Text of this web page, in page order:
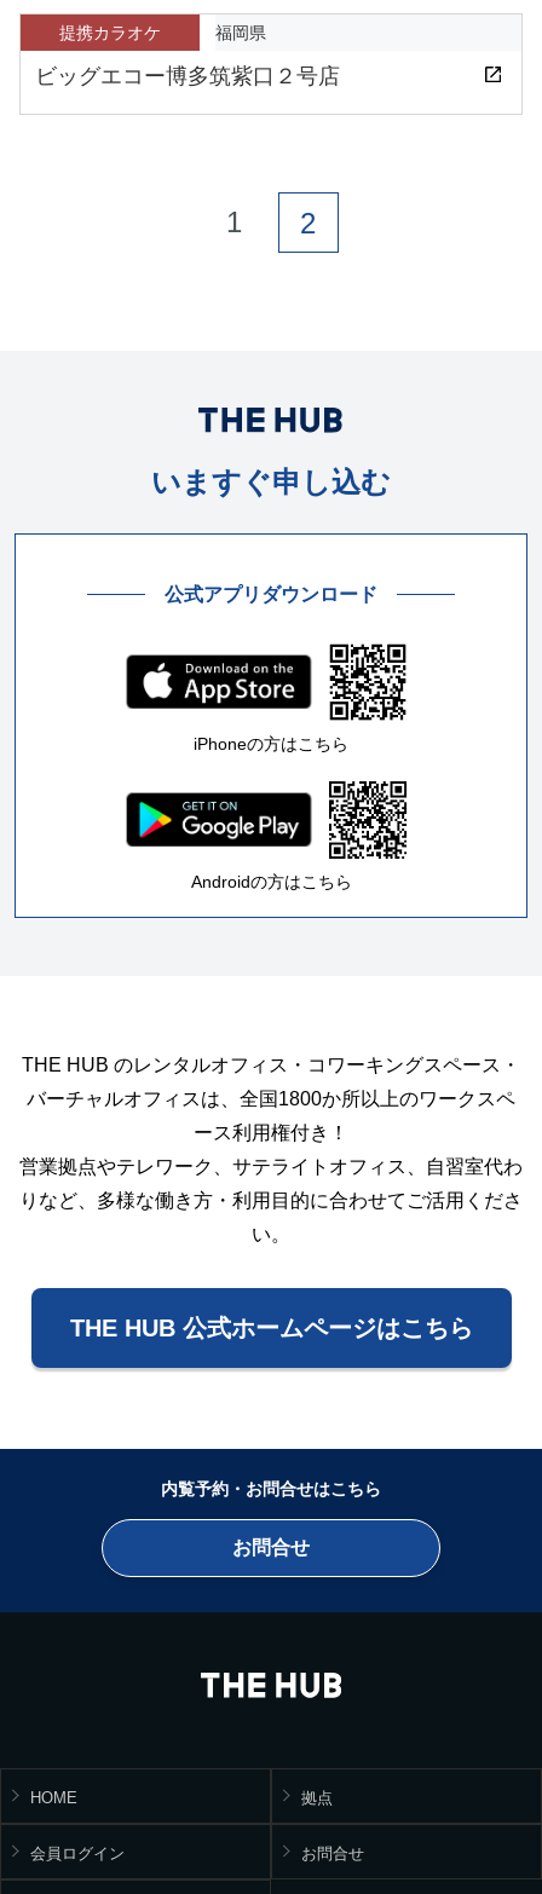
提携カラオケ 福岡県
ビッグエコー博多筑紫口２号店
1 2
いますぐ申し込む
公式アプリダウンロード
iPhoneの方はこちら
Androidの方はこちら
THE HUB のレンタルオフィス・コワーキングスペース・
バーチャルオフィスは、全国1800か所以上のワークスペ
ース利用権付き！
営業拠点やテレワーク、サテライトオフィス、自習室代わ
りなど、多様な働き方・利用目的に合わせてご活用くださ
い。
THE HUB 公式ホームページはこちら
内覧予約・お問合せはこちら
お問合せ
HOME 拠点
会員ログイン お問合せ